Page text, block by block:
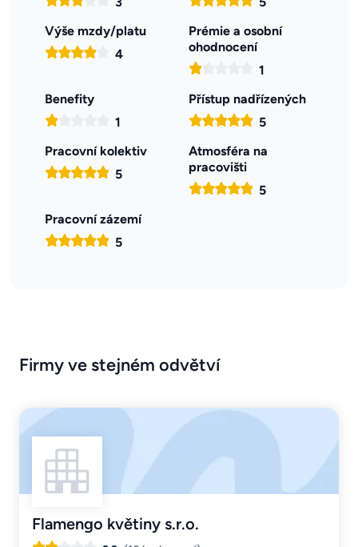
Výše mzdy/platu
4
Prémie a osobní
ohodnocení
1
Benefity
1
Přístup nadřízených
5
Pracovní kolektiv
5
Atmosféra na
pracovišti
5
Pracovní zázemí
5
Firmy ve stejném odvětví
Flamengo květiny s.r.o.